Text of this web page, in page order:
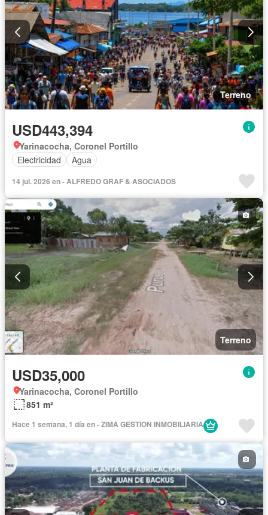
Terreno
USD443,394
Yarinacocha, Coronel Portillo
Electricidad
Agua
14 jul. 2026 en - ALFREDO GRAF & ASOCIADOS
Terreno
USD35,000
Yarinacocha, Coronel Portillo
851 m²
Hace 1 semana, 1 día en - ZIMA GESTION INMOBILIARIA